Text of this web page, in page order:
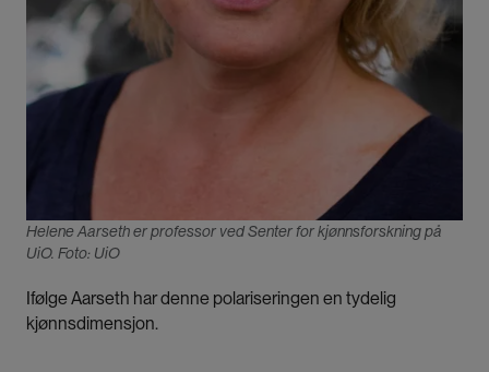
Helene Aarseth er professor ved Senter for kjønnsforskning på
UiO. Foto: UiO
Ifølge Aarseth har denne polariseringen en tydelig
kjønnsdimensjon.